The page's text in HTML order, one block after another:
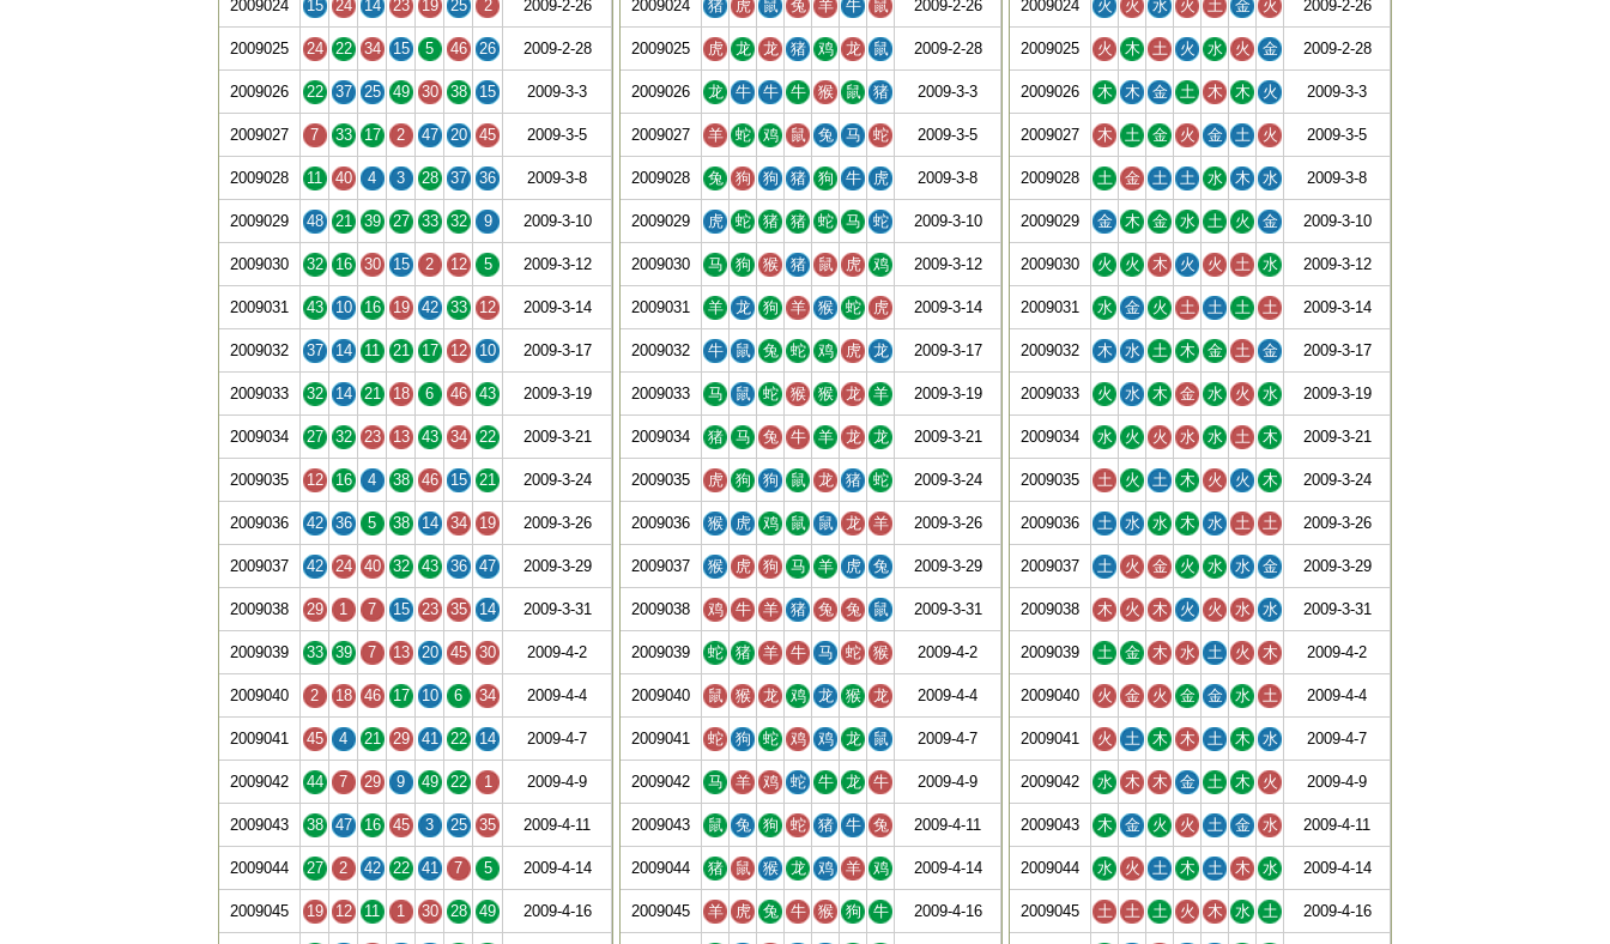
2009024 15 24 14 23 19 25 2 2009-2-26
2009025 24 22 34 15 5 46 26 2009-2-28
2009026 22 37 25 49 30 38 15 2009-3-3
2009027 7 33 17 2 47 20 45 2009-3-5
2009028 11 40 4 3 28 37 36 2009-3-8
2009029 48 21 39 27 33 32 9 2009-3-10
2009030 32 16 30 15 2 12 5 2009-3-12
2009031 43 10 16 19 42 33 12 2009-3-14
2009032 37 14 11 21 17 12 10 2009-3-17
2009033 32 14 21 18 6 46 43 2009-3-19
2009034 27 32 23 13 43 34 22 2009-3-21
2009035 12 16 4 38 46 15 21 2009-3-24
2009036 42 36 5 38 14 34 19 2009-3-26
2009037 42 24 40 32 43 36 47 2009-3-29
2009038 29 1 7 15 23 35 14 2009-3-31
2009039 33 39 7 13 20 45 30 2009-4-2
2009040 2 18 46 17 10 6 34 2009-4-4
2009041 45 4 21 29 41 22 14 2009-4-7
2009042 44 7 29 9 49 22 1 2009-4-9
2009043 38 47 16 45 3 25 35 2009-4-11
2009044 27 2 42 22 41 7 5 2009-4-14
2009045 19 12 11 1 30 28 49 2009-4-16
2009024 猪 虎 鼠 兔 羊 牛 鼠 2009-2-26
2009025 虎 龙 龙 猪 鸡 龙 鼠 2009-2-28
2009026 龙 牛 牛 牛 猴 鼠 猪 2009-3-3
2009027 羊 蛇 鸡 鼠 兔 马 蛇 2009-3-5
2009028 兔 狗 狗 猪 狗 牛 虎 2009-3-8
2009029 虎 蛇 猪 猪 蛇 马 蛇 2009-3-10
2009030 马 狗 猴 猪 鼠 虎 鸡 2009-3-12
2009031 羊 龙 狗 羊 猴 蛇 虎 2009-3-14
2009032 牛 鼠 兔 蛇 鸡 虎 龙 2009-3-17
2009033 马 鼠 蛇 猴 猴 龙 羊 2009-3-19
2009034 猪 马 兔 牛 羊 龙 龙 2009-3-21
2009035 虎 狗 狗 鼠 龙 猪 蛇 2009-3-24
2009036 猴 虎 鸡 鼠 鼠 龙 羊 2009-3-26
2009037 猴 虎 狗 马 羊 虎 兔 2009-3-29
2009038 鸡 牛 羊 猪 兔 兔 鼠 2009-3-31
2009039 蛇 猪 羊 牛 马 蛇 猴 2009-4-2
2009040 鼠 猴 龙 鸡 龙 猴 龙 2009-4-4
2009041 蛇 狗 蛇 鸡 鸡 龙 鼠 2009-4-7
2009042 马 羊 鸡 蛇 牛 龙 牛 2009-4-9
2009043 鼠 兔 狗 蛇 猪 牛 兔 2009-4-11
2009044 猪 鼠 猴 龙 鸡 羊 鸡 2009-4-14
2009045 羊 虎 兔 牛 猴 狗 牛 2009-4-16
2009024 火 火 水 火 土 金 火 2009-2-26
2009025 火 木 土 火 水 火 金 2009-2-28
2009026 木 木 金 土 木 木 火 2009-3-3
2009027 木 土 金 火 金 土 火 2009-3-5
2009028 土 金 土 土 水 木 水 2009-3-8
2009029 金 木 金 水 土 火 金 2009-3-10
2009030 火 火 木 火 火 土 水 2009-3-12
2009031 水 金 火 土 土 土 土 2009-3-14
2009032 木 水 土 木 金 土 金 2009-3-17
2009033 火 水 木 金 水 火 水 2009-3-19
2009034 水 火 火 水 水 土 木 2009-3-21
2009035 土 火 土 木 火 火 木 2009-3-24
2009036 土 水 水 木 水 土 土 2009-3-26
2009037 土 火 金 火 水 水 金 2009-3-29
2009038 木 火 木 火 火 水 水 2009-3-31
2009039 土 金 木 水 土 火 木 2009-4-2
2009040 火 金 火 金 金 水 土 2009-4-4
2009041 火 土 木 木 土 木 水 2009-4-7
2009042 水 木 木 金 土 木 火 2009-4-9
2009043 木 金 火 火 土 金 水 2009-4-11
2009044 水 火 土 木 土 木 水 2009-4-14
2009045 土 土 土 火 木 水 土 2009-4-16